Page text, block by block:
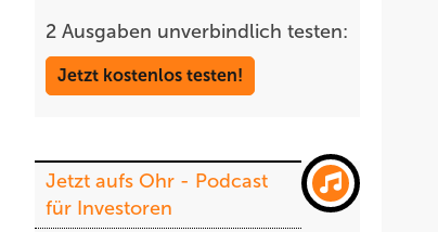
2 Ausgaben unverbindlich testen:
Jetzt kostenlos testen!
Jetzt aufs Ohr - Podcast
für Investoren